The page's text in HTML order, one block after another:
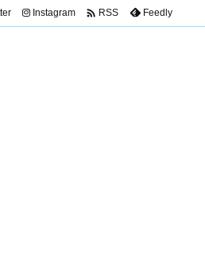
Instagram  RSS Feedly